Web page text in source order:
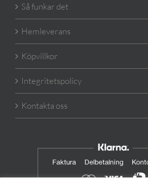
Så funkar det
Hemleverans
Köpvillkor
Integritetspolicy
Kontakta oss